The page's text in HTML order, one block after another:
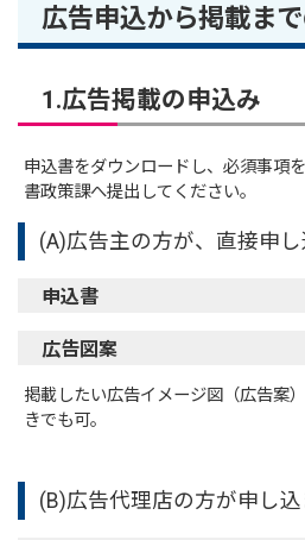
広告申込から掲載ま
1.広告掲載の申込み
申込書をダウンロードし、必須事項
書政策課へ提出してください。
(A)広告主の方が、直接申
申込書
広告図案
掲載したい広告イメージ図（広告案
きでも可。
(B)広告代理店の方が申し